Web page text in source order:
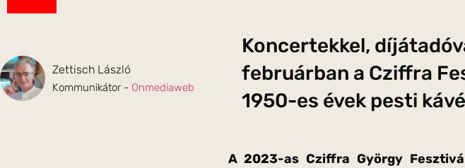
Zettisch László
Kommunikátor - Onmediaweb
Koncertekkel,
februárban a Cziffra
1950-es évek pesti
A 2023-as Cziffra György